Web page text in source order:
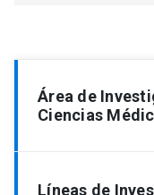
Área de
Ciencias
Cáncer
Líneas de